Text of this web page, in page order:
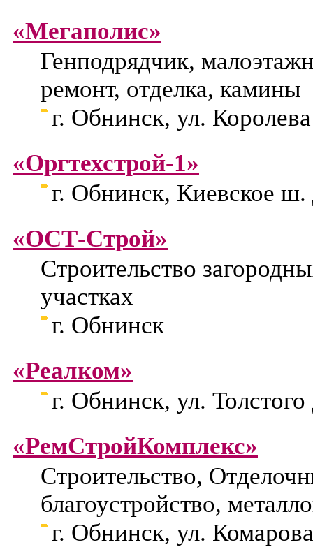
«Мегаполис»
Генподрядчик,
ремонт, отделка, камины
г. Обнинск, ул.
«Оргтехстрой-1»
г. Обнинск, Киевское ш.
«ОСТ-Строй»
Строительство
участках
г. Обнинск
«Реалком»
г. Обнинск, ул.
«РемСтройКомплекс»
Строительство,
благоустройство,
г. Обнинск, ул.